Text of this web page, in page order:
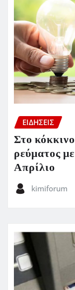
ΕΙΔΗΣΕΙΣ
Στο
ρεύματος
Απρίλιο
kimiforum